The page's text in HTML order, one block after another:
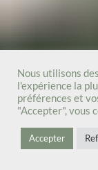
Nous utilisons
l'expérience la
préférences et
"Accepter", vous
Accepter